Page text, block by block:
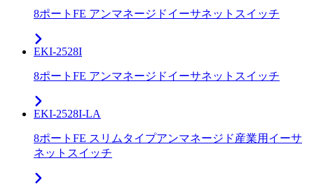
8ポートFE アンマネージドイーサネットスイッチ
EKI-2528I
8ポートFE アンマネージドイーサネットスイッチ
EKI-2528I-LA
8ポートFE スリムタイプアンマネージド産業用イーサ
ネットスイッチ